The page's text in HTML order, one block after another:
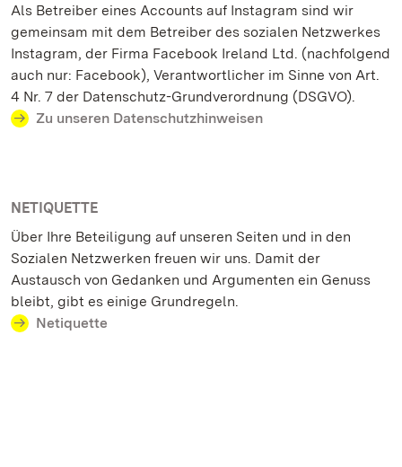
Als Betreiber eines Accounts auf Instagram sind wir
gemeinsam mit dem Betreiber des sozialen Netzwerkes
Instagram, der Firma Facebook Ireland Ltd. (nachfolgend
auch nur: Facebook), Verantwortlicher im Sinne von Art.
4 Nr. 7 der Datenschutz-Grundverordnung (DSGVO).
Zu unseren Datenschutzhinweisen
NETIQUETTE
Über Ihre Beteiligung auf unseren Seiten und in den
Sozialen Netzwerken freuen wir uns. Damit der
Austausch von Gedanken und Argumenten ein Genuss
bleibt, gibt es einige Grundregeln.
Netiquette